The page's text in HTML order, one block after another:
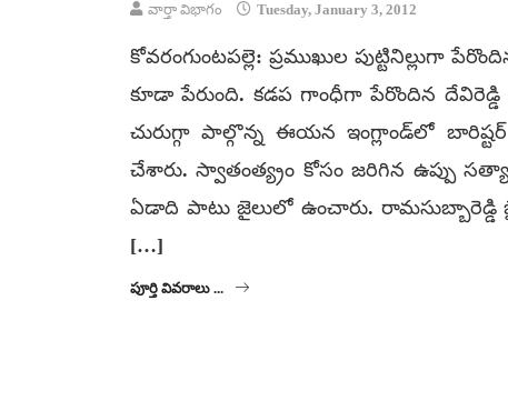
వార్తా విభాగం Tuesday, January 3, 2012
కోవరంగుంటపల్లె: ప్రముఖుల పుట్టినిల్లుగా
కూడా పేరుంది. కడప గాంధీగా పేరొందిన
చురుగ్గా పాల్గొన్న ఈయన ఇంగ్లాండ్‌లో
చేశారు. స్వాతంత్య్రం కోసం జరిగిన ఉప్పు
ఏడాది పాటు జైలులో ఉంచారు. రామసుబ్బారెడ్డి
[…]
పూర్తి వివరాలు ...